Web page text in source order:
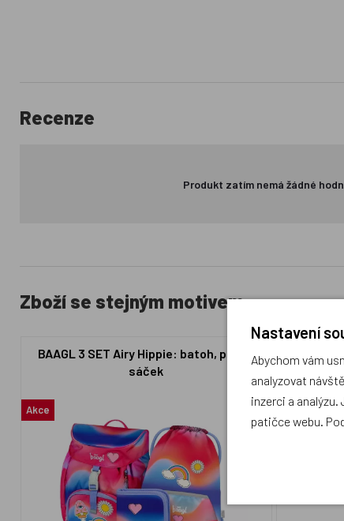
Recenze
Produkt zatím nemá žádné
Zboží se stejným motivem
BAAGL 3 SET Airy Hippie: batoh, penál,
sáček
Akce
Nastavení
Abychom vám
analyzovat
inzerci a
patičce webu.